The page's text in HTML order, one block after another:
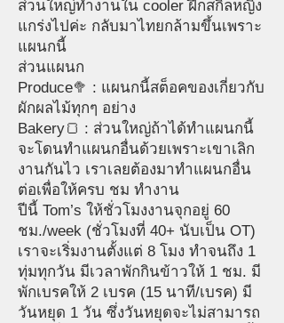
ส่วนใหญ่ทำงานใน cooler ฝึกสกิลหญิง
แกร่งไปค่ะ กลับมาไทยกล้ามขึ้นเพราะ
แผนกนี้
ส่วนแผนก
Produce🥦 : แผนกนี้สต็อคของเกี่ยวกับ
ผักผลไม้ทุกๆ อย่าง
Bakery🍞 : ส่วนใหญ่ถ้าได้ทำแผนกนี้
จะโดนทำแผนกอื่นด้วยเพราะเขาเลิก
งานกันไว เราเลยต้องมาทำแผนกอื่น
ต่อเพื่อให้ครบ ชม ทำงาน
ปีนี้ Tom’s ให้ชั่วโมงงานจุกอยู่ 60
ชม./week (ชั่วโมงที่ 40+ นับเป็น OT)
เราจะเริ่มงานตั้งแต่ 8 โมง ทำจนถึง 1
ทุ่มทุกวัน มีเวลาพักกินข้าวให้ 1 ชม. มี
พักเบรคให้ 2 เบรค (15 นาที/เบรค) มี
วันหยุด 1 วัน ซึ่งวันหยุดจะไม่สามารถ